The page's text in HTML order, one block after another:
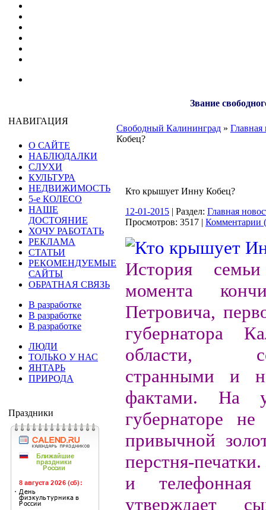
Звание
НАВИГАЦИЯ
О САЙТЕ
НАБЛЮДАЛКИ
СЛУХИ
КУЛЬТУРА
НЕДВИЖИМОСТЬ
5-е КОЛЕСО
НАШЕ
ДОСТОЯНИЕ
ХОЧУ РАБОТАТЬ
РЕКЛАМА
СТАТЬИ
РЕКОМЕНДУЕМЫЕ
САЙТЫ
ОБРАТНАЯ СВЯЗЬ
В разработке
В разработке
В разработке
ЛЮДИ
ТОЛЬКО У НАС
ЯНТАРЬ
ПРИРОДА
Праздники
Свободный Калининград » Главная
Кобец?
Кто крышует Инну Кобец?
12-01-2015 | Раздел: Главная
Просмотров: 3517 | Комментарии
История
момента
Петровича,
губернатора
области,
странными и
фактами. На
губернаторе не
привычной
перстня-
и
утверждает